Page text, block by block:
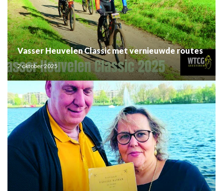
Vasser Heuvelen Classic met vernieuwde routes
2 oktober 2025